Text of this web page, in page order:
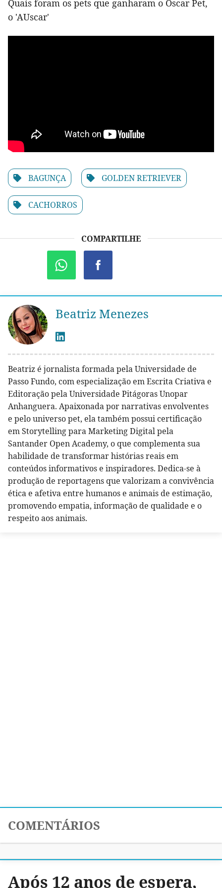
Quais foram os pets que ganharam o Oscar Pet,
o 'AUscar'
BAGUNÇA GOLDEN RETRIEVER
CACHORROS
COMPARTILHE
Beatriz Menezes
Beatriz é jornalista formada pela Universidade de
Passo Fundo, com especialização em Escrita Criativa e
Editoração pela Universidade Pitágoras Unopar
Anhanguera. Apaixonada por narrativas envolventes
e pelo universo pet, ela também possui certificação
em Storytelling para Marketing Digital pela
Santander Open Academy, o que complementa sua
habilidade de transformar histórias reais em
conteúdos informativos e inspiradores. Dedica-se à
produção de reportagens que valorizam a convivência
ética e afetiva entre humanos e animais de estimação,
promovendo empatia, informação de qualidade e o
respeito aos animais.
COMENTÁRIOS